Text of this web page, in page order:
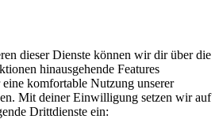
dieser Dienste können wir dir über die
hinausgehende Features
komfortable Nutzung unserer
Mit deiner Einwilligung setzen wir auf
Drittdienste ein: